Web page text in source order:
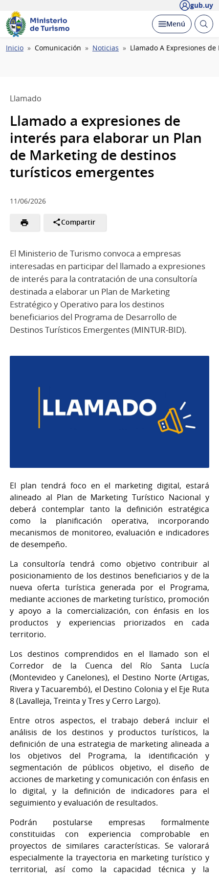
gub.uy
Ministerio
de Turismo
Desplegar
Menú Abrir
Ruta
Inicio Comunicación Noticias Llamado A Expresiones
Llamado
Llamado a expresiones de
interés para elaborar un Plan
de Marketing de destinos
turísticos emergentes
11/06/2026
Compartir
El Ministerio de Turismo convoca a empresas
interesadas en participar del llamado a expresiones
de interés para la contratación de una consultoría
destinada a elaborar un Plan de Marketing
Estratégico y Operativo para los destinos
beneficiarios del Programa de Desarrollo de
Destinos Turísticos Emergentes (MINTUR-BID).
El plan tendrá foco en el marketing digital, estará
alineado al Plan de Marketing Turístico Nacional y
deberá contemplar tanto la definición estratégica
como la planificación operativa, incorporando
mecanismos de monitoreo, evaluación e indicadores
de desempeño.
La consultoría tendrá como objetivo contribuir al
posicionamiento de los destinos beneficiarios y de la
nueva oferta turística generada por el Programa,
mediante acciones de marketing turístico, promoción
y apoyo a la comercialización, con énfasis en los
productos y experiencias priorizados en cada
territorio.
Los destinos comprendidos en el llamado son el
Corredor de la Cuenca del Río Santa Lucía
(Montevideo y Canelones), el Destino Norte (Artigas,
Rivera y Tacuarembó), el Destino Colonia y el Eje Ruta
8 (Lavalleja, Treinta y Tres y Cerro Largo).
Entre otros aspectos, el trabajo deberá incluir el
análisis de los destinos y productos turísticos, la
definición de una estrategia de marketing alineada a
los objetivos del Programa, la identificación y
segmentación de públicos objetivo, el diseño de
acciones de marketing y comunicación con énfasis en
lo digital, y la definición de indicadores para el
seguimiento y evaluación de resultados.
Podrán postularse empresas formalmente
constituidas con experiencia comprobable en
proyectos de similares características. Se valorará
especialmente la trayectoria en marketing turístico y
territorial, así como la capacidad técnica y la